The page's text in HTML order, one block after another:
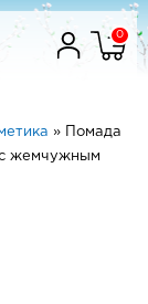
0
»
Помада
с жемчужным